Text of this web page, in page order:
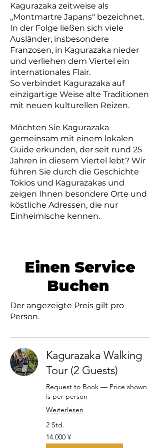
Kagurazaka zeitweise als
„Montmartre Japans“ bezeichnet.
In der Folge ließen sich viele
Ausländer, insbesondere
Franzosen, in Kagurazaka nieder
und verliehen dem Viertel ein
internationales Flair.
So verbindet Kagurazaka auf
einzigartige Weise alte Traditionen
mit neuen kulturellen Reizen.
Möchten Sie Kagurazaka
gemeinsam mit einem lokalen
Guide erkunden, der seit rund 25
Jahren in diesem Viertel lebt? Wir
führen Sie durch die Geschichte
Tokios und Kagurazakas und
zeigen Ihnen besondere Orte und
köstliche Adressen, die nur
Einheimische kennen.
Einen Service
Buchen
Der angezeigte Preis gilt pro
Person.
Kagurazaka Walking
Tour (2 Guests)
Request to Book — Price shown
is per person
Weiterlesen
2 Std.
14.000
Japanische
Yen
14.000 ¥